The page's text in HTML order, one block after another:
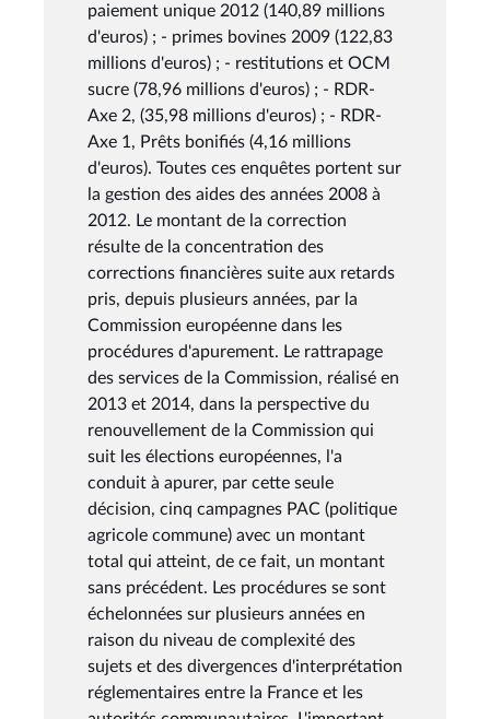
paiement unique 2012 (140,89 millions
d'euros) ; - primes bovines 2009 (122,83
millions d'euros) ; - restitutions et OCM
sucre (78,96 millions d'euros) ; - RDR-
Axe 2, (35,98 millions d'euros) ; - RDR-
Axe 1, Prêts bonifiés (4,16 millions
d'euros). Toutes ces enquêtes portent sur
la gestion des aides des années 2008 à
2012. Le montant de la correction
résulte de la concentration des
corrections financières suite aux retards
pris, depuis plusieurs années, par la
Commission européenne dans les
procédures d'apurement. Le rattrapage
des services de la Commission, réalisé en
2013 et 2014, dans la perspective du
renouvellement de la Commission qui
suit les élections européennes, l'a
conduit à apurer, par cette seule
décision, cinq campagnes PAC (politique
agricole commune) avec un montant
total qui atteint, de ce fait, un montant
sans précédent. Les procédures se sont
échelonnées sur plusieurs années en
raison du niveau de complexité des
sujets et des divergences d'interprétation
réglementaires entre la France et les